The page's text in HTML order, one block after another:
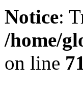
Notice:
/home/
on line